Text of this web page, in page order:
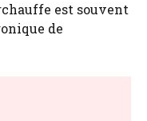
est souvent
de